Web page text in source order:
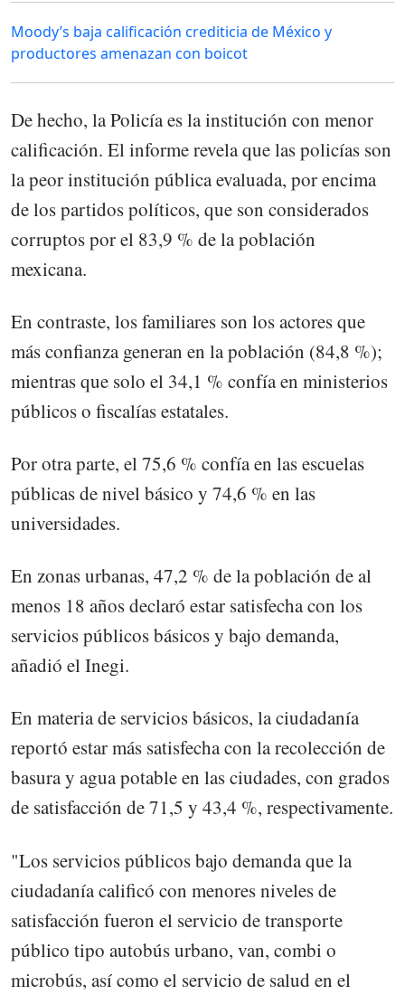
Moody’s baja calificación crediticia de México y
productores amenazan con boicot
De hecho, la Policía es la institución con menor
calificación. El informe revela que las policías son
la peor institución pública evaluada, por encima
de los partidos políticos, que son considerados
corruptos por el 83,9 % de la población
mexicana.
En contraste, los familiares son los actores que
más confianza generan en la población (84,8 %);
mientras que solo el 34,1 % confía en ministerios
públicos o fiscalías estatales.
Por otra parte, el 75,6 % confía en las escuelas
públicas de nivel básico y 74,6 % en las
universidades.
En zonas urbanas, 47,2 % de la población de al
menos 18 años declaró estar satisfecha con los
servicios públicos básicos y bajo demanda,
añadió el Inegi.
En materia de servicios básicos, la ciudadanía
reportó estar más satisfecha con la recolección de
basura y agua potable en las ciudades, con grados
de satisfacción de 71,5 y 43,4 %, respectivamente.
"Los servicios públicos bajo demanda que la
ciudadanía calificó con menores niveles de
satisfacción fueron el servicio de transporte
público tipo autobús urbano, van, combi o
microbús, así como el servicio de salud en el